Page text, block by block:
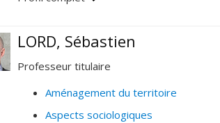
LORD, Sébastien
Professeur titulaire
Aménagement du territoire
Aspects sociologiques